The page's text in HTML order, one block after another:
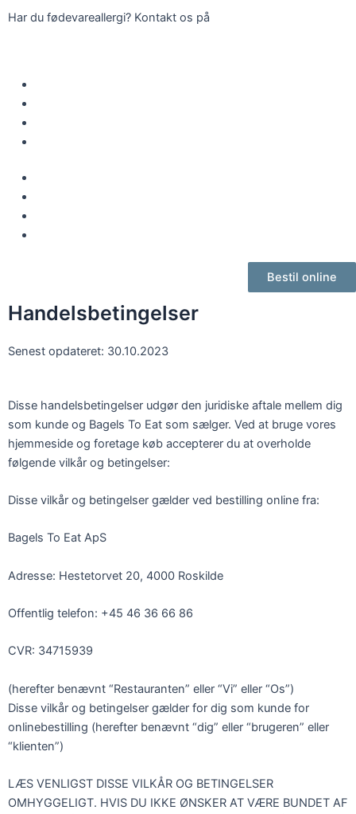
Har du fødevareallergi? Kontakt os på
Bestil online
Handelsbetingelser
Senest opdateret: 30.10.2023
Disse handelsbetingelser udgør den juridiske aftale mellem dig
som kunde og Bagels To Eat som sælger. Ved at bruge vores
hjemmeside og foretage køb accepterer du at overholde
følgende vilkår og betingelser:
Disse vilkår og betingelser gælder ved bestilling online fra:
Bagels To Eat ApS
Adresse: Hestetorvet 20, 4000 Roskilde
Offentlig telefon: +45 46 36 66 86
CVR: 34715939
(herefter benævnt “Restauranten” eller “Vi” eller “Os”)
Disse vilkår og betingelser gælder for dig som kunde for
onlinebestilling (herefter benævnt “dig” eller “brugeren” eller
“klienten”)
LÆS VENLIGST DISSE VILKÅR OG BETINGELSER
OMHYGGELIGT. HVIS DU IKKE ØNSKER AT VÆRE BUNDET AF